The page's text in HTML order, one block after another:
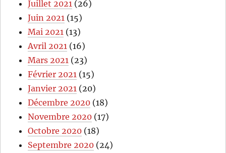
Juillet 2021 (26)
Juin 2021 (15)
Mai 2021 (13)
Avril 2021 (16)
Mars 2021 (23)
Février 2021 (15)
Janvier 2021 (20)
Décembre 2020 (18)
Novembre 2020 (17)
Octobre 2020 (18)
Septembre 2020 (24)